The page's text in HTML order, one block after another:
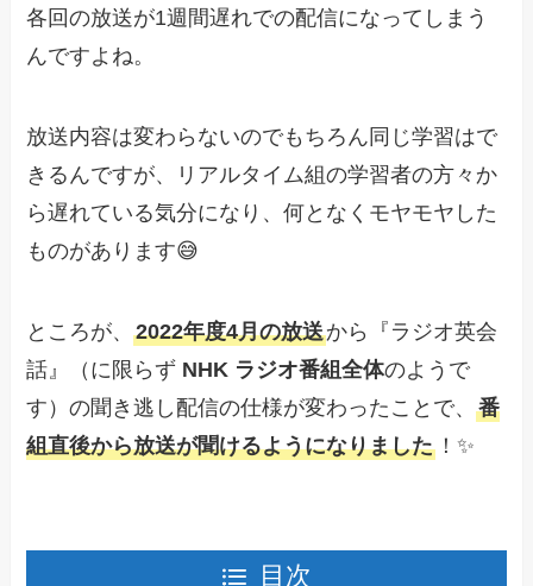
各回の放送が1週間遅れでの配信になってしまう
んですよね。
放送内容は変わらないのでもちろん同じ学習はで
きるんですが、リアルタイム組の学習者の方々か
ら遅れている気分になり、何となくモヤモヤした
ものがあります😅
ところが、2022年度4月の放送から『ラジオ英会
話』（に限らず NHK ラジオ番組全体のようで
す）の聞き逃し配信の仕様が変わったことで、番
組直後から放送が聞けるようになりました ！✨
目次